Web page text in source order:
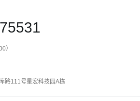
）
路111号星宏科技园A栋